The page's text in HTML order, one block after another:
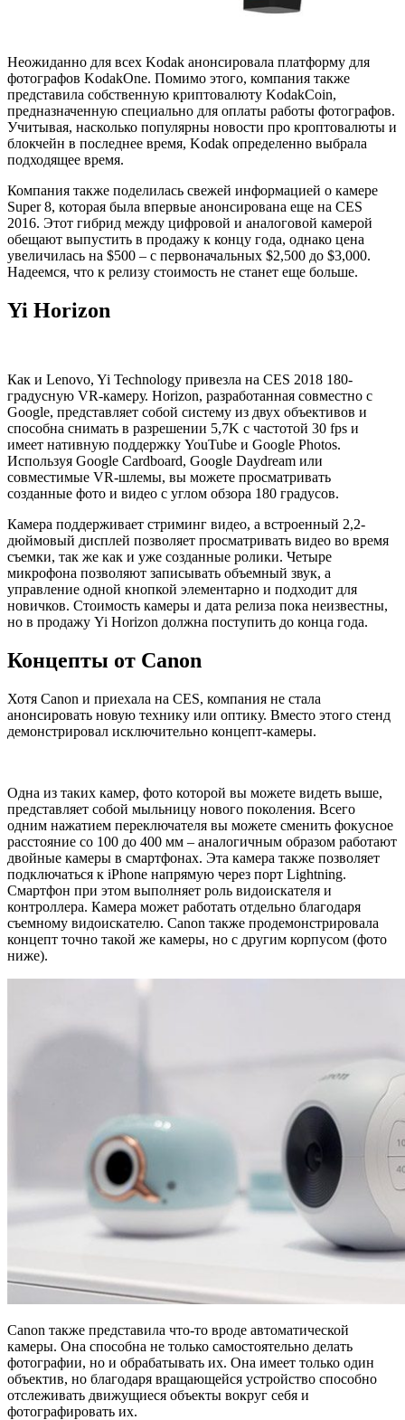
Неожиданно для всех Kodak анонсировала платформу для
фотографов KodakOne. Помимо этого, компания также
представила собственную криптовалюту KodakCoin,
предназначенную специально для оплаты работы фотографов.
Учитывая, насколько популярны новости про кроптовалюты и
блокчейн в последнее время, Kodak определенно выбрала
подходящее время.
Компания также поделилась свежей информацией о камере
Super 8, которая была впервые анонсирована еще на CES
2016. Этот гибрид между цифровой и аналоговой камерой
обещают выпустить в продажу к концу года, однако цена
увеличилась на $500 – с первоначальных $2,500 до $3,000.
Надеемся, что к релизу стоимость не станет еще больше.
Yi Horizon
Как и Lenovo, Yi Technology привезла на CES 2018 180-
градусную VR-камеру. Horizon, разработанная совместно с
Google, представляет собой систему из двух объективов и
способна снимать в разрешении 5,7K с частотой 30 fps и
имеет нативную поддержку YouTube и Google Photos.
Используя Google Cardboard, Google Daydream или
совместимые VR-шлемы, вы можете просматривать
созданные фото и видео с углом обзора 180 градусов.
Камера поддерживает стриминг видео, а встроенный 2,2-
дюймовый дисплей позволяет просматривать видео во время
съемки, так же как и уже созданные ролики. Четыре
микрофона позволяют записывать объемный звук, а
управление одной кнопкой элементарно и подходит для
новичков. Стоимость камеры и дата релиза пока неизвестны,
но в продажу Yi Horizon должна поступить до конца года.
Концепты от Canon
Хотя Canon и приехала на CES, компания не стала
анонсировать новую технику или оптику. Вместо этого стенд
демонстрировал исключительно концепт-камеры.
Одна из таких камер, фото которой вы можете видеть выше,
представляет собой мыльницу нового поколения. Всего
одним нажатием переключателя вы можете сменить фокусное
расстояние со 100 до 400 мм – аналогичным образом работают
двойные камеры в смартфонах. Эта камера также позволяет
подключаться к iPhone напрямую через порт Lightning.
Смартфон при этом выполняет роль видоискателя и
контроллера. Камера может работать отдельно благодаря
съемному видоискателю. Canon также продемонстрировала
концепт точно такой же камеры, но с другим корпусом (фото
ниже).
Canon также представила что-то вроде автоматической
камеры. Она способна не только самостоятельно делать
фотографии, но и обрабатывать их. Она имеет только один
объектив, но благодаря вращающейся устройство способно
отслеживать движущиеся объекты вокруг себя и
фотографировать их.